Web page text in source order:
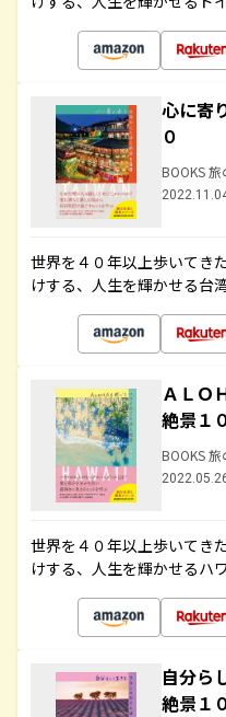
心に寄
０
BOOKS
世界を４０年以上歩いてき
けする、人生を輝かせる台
ＡＬＯ
絶景１
BOOKS
世界を４０年以上歩いてき
けする、人生を輝かせるハ
自分ら
絶景１